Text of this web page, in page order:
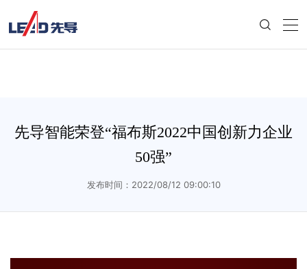
先导智能荣登“福布斯2022中国创新力企业
50强”
发布时间：2022/08/12 09:00:10